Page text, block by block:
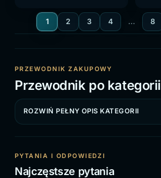
1 2 3 4 … 8
PRZEWODNIK ZAKUPOWY
Przewodnik po kategorii
ROZWIŃ PEŁNY OPIS KATEGORII
PYTANIA I ODPOWIEDZI
Najczęstsze pytania